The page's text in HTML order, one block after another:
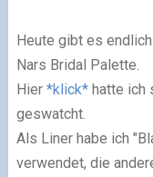
Heute gibt es
Nars Bridal Palette.
Hier *klick*hatte ich
geswatcht.
Als Liner habe ich
verwendet, die